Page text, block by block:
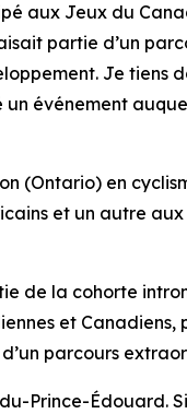
aux Jeux du
partie d’un
Je tiens
événement
(Ontario) en
et un autre
de la cohorte
et Canadiens,
parcours
Prince-Édouard.